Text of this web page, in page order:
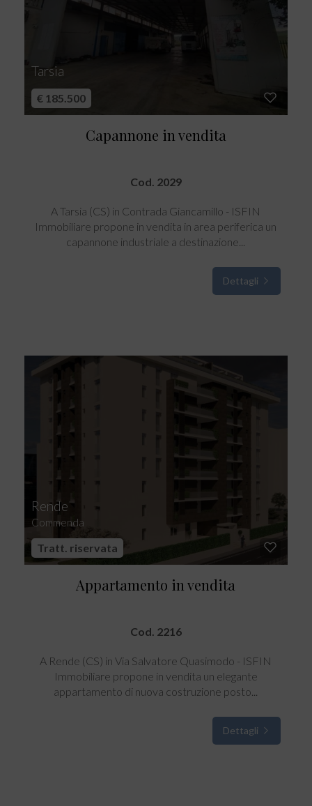
Tarsia
€ 185.500
Capannone in vendita
Cod. 2029
A Tarsia (CS) in Contrada Giancamillo - ISFIN
Immobiliare propone in vendita in area periferica un
capannone industriale a destinazione...
Dettagli
Rende
Commenda
Tratt. riservata
Appartamento in vendita
Cod. 2216
A Rende (CS) in Via Salvatore Quasimodo - ISFIN
Immobiliare propone in vendita un elegante
appartamento di nuova costruzione posto...
Dettagli